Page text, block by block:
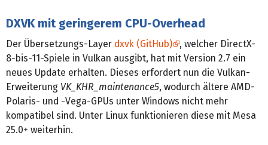
DXVK mit geringerem CPU-Overhead
Der Übersetzungs-Layer dxvk (GitHub)
, welcher DirectX-
8-bis-11-Spiele in Vulkan ausgibt, hat mit Version 2.7 ein
neues Update erhalten. Dieses erfordert nun die Vulkan-
Erweiterung VK_KHR_maintenance5, wodurch ältere AMD-
Polaris- und -Vega-GPUs unter Windows nicht mehr
kompatibel sind. Unter Linux funktionieren diese mit Mesa
25.0+ weiterhin.